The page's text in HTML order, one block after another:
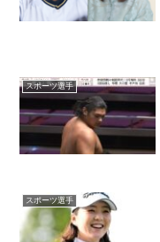
スポーツ選手
スポーツ選手